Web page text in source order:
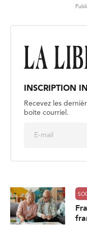
INSCRIPTION
Recevez les
boite courriel.